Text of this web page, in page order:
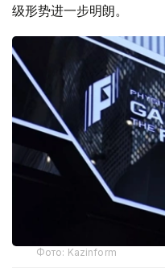
级形势进一步明朗。
Фото: Kazinform